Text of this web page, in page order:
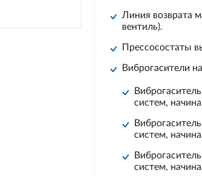
Линия возврата
вентиль).
Пресcосостаты
Виброгасители
систем,
систем,
систем,